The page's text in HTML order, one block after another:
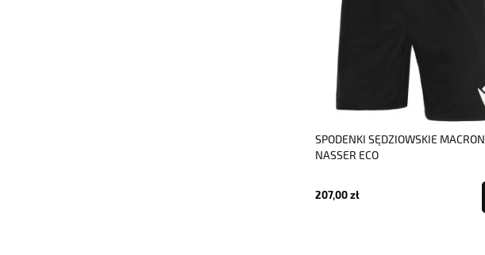
SPODENKI SĘDZIOWSKIE MACRON
NASSER ECO
207,00 zł